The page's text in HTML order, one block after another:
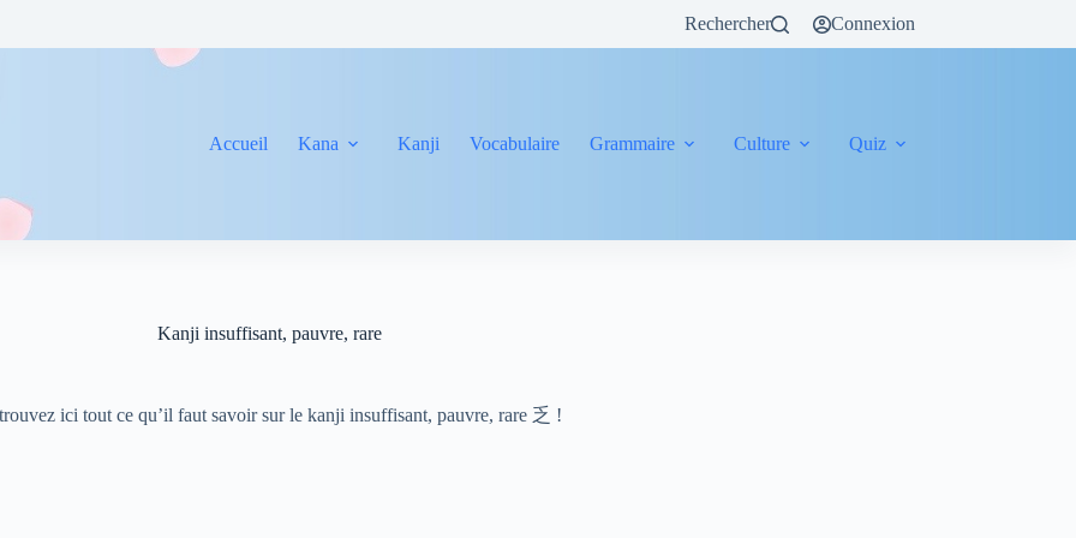
Rechercher Connexion
Accueil Kana Kanji Vocabulaire Grammaire Culture Quiz
Kanji insuffisant, pauvre, rare
ici tout ce qu’il faut savoir sur le kanji insuffisant, pauvre, rare 乏 !